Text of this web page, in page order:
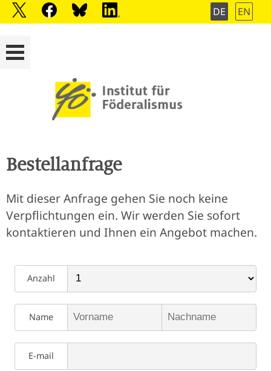
DE EN
Bestellanfrage
Mit dieser Anfrage gehen Sie noch keine
Verpflichtungen ein. Wir werden Sie sofort
kontaktieren und Ihnen ein Angebot machen.
Anzahl
Name
E-mail